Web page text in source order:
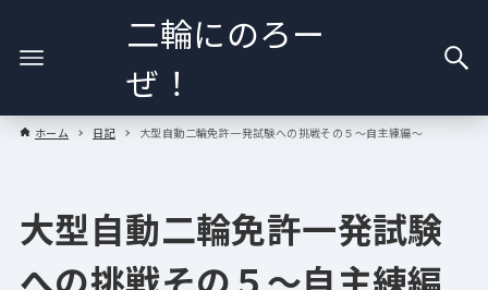
二輪にのろー
ぜ！
ホーム 日記 大型自動二輪免許一発試験への挑戦その５～自主練編～
大型自動二輪免許一発試験